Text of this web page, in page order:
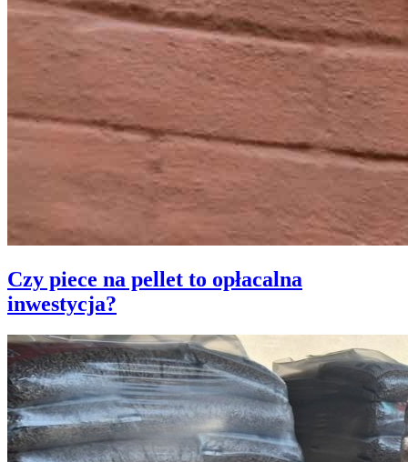
Czy piece na pellet to opłacalna
inwestycja?